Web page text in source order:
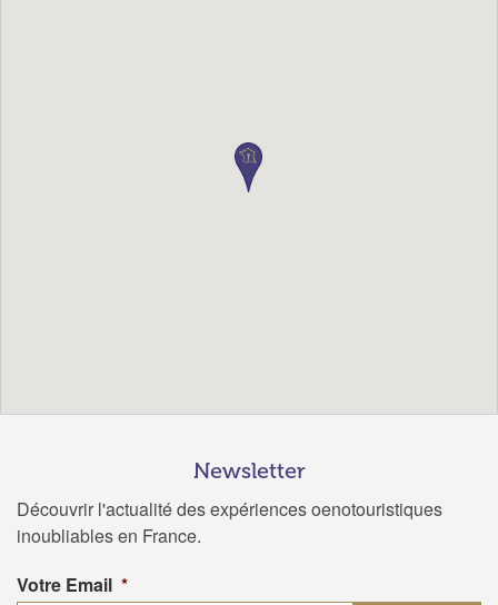
Newsletter
Découvrir l'actualité des expériences oenotouristiques
inoubliables en France.
Votre Email *